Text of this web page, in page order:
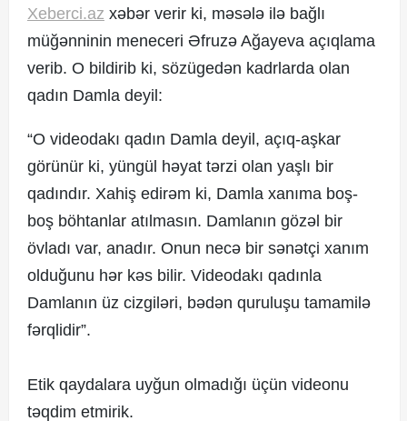
Xeberci.az xəbər verir ki, məsələ ilə bağlı
müğənninin meneceri Əfruzə Ağayeva açıqlama
verib. O bildirib ki, sözügedən kadrlarda olan
qadın Damla deyil:
“O videodakı qadın Damla deyil, açıq-aşkar
görünür ki, yüngül həyat tərzi olan yaşlı bir
qadındır. Xahiş edirəm ki, Damla xanıma boş-
boş böhtanlar atılmasın. Damlanın gözəl bir
övladı var, anadır. Onun necə bir sənətçi xanım
olduğunu hər kəs bilir. Videodakı qadınla
Damlanın üz cizgiləri, bədən quruluşu tamamilə
fərqlidir”.
Etik qaydalara uyğun olmadığı üçün videonu
təqdim etmirik.